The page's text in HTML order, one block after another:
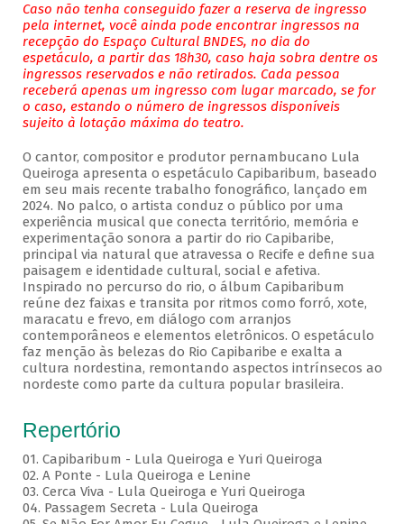
Caso não tenha conseguido fazer a reserva de ingresso
pela internet, você ainda pode encontrar ingressos na
recepção do Espaço Cultural BNDES, no dia do
espetáculo, a partir das 18h30, caso haja sobra dentre os
ingressos reservados e não retirados. Cada pessoa
receberá apenas um ingresso com lugar marcado, se for
o caso, estando o número de ingressos disponíveis
sujeito à lotação máxima do teatro.
O cantor, compositor e produtor pernambucano Lula
Queiroga apresenta o espetáculo Capibaribum, baseado
em seu mais recente trabalho fonográfico, lançado em
2024. No palco, o artista conduz o público por uma
experiência musical que conecta território, memória e
experimentação sonora a partir do rio Capibaribe,
principal via natural que atravessa o Recife e define sua
paisagem e identidade cultural, social e afetiva.
Inspirado no percurso do rio, o álbum Capibaribum
reúne dez faixas e transita por ritmos como forró, xote,
maracatu e frevo, em diálogo com arranjos
contemporâneos e elementos eletrônicos. O espetáculo
faz menção às belezas do Rio Capibaribe e exalta a
cultura nordestina, remontando aspectos intrínsecos ao
nordeste como parte da cultura popular brasileira.
Repertório
01. Capibaribum - Lula Queiroga e Yuri Queiroga
02. A Ponte - Lula Queiroga e Lenine
03. Cerca Viva - Lula Queiroga e Yuri Queiroga
04. Passagem Secreta - Lula Queiroga